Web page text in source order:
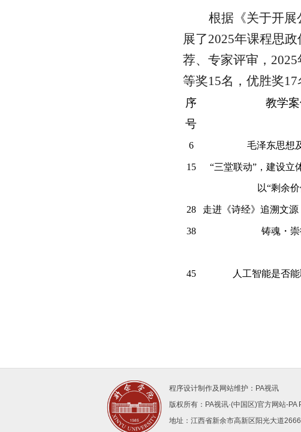
根据《关于开展
展了2025年课程思政
荐、专家评审，2025
等奖15名，优胜奖17
序
号
教学
6 毛泽东思想
15 “三堂联动”，建设立
以“剩余
28 走进《诗经》追溯文
38 铸魂 ・
45 人工智能是否
程序设计制作及网站维护：PA视讯
版权所有：PA视讯·(中国区)官方网站-
地址：江西省新余市高新区阳光大道